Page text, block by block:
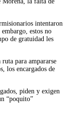
intentaron
estos no
de gratuidad les
para ampararse
los encargados de
piden y exigen
“poquito”